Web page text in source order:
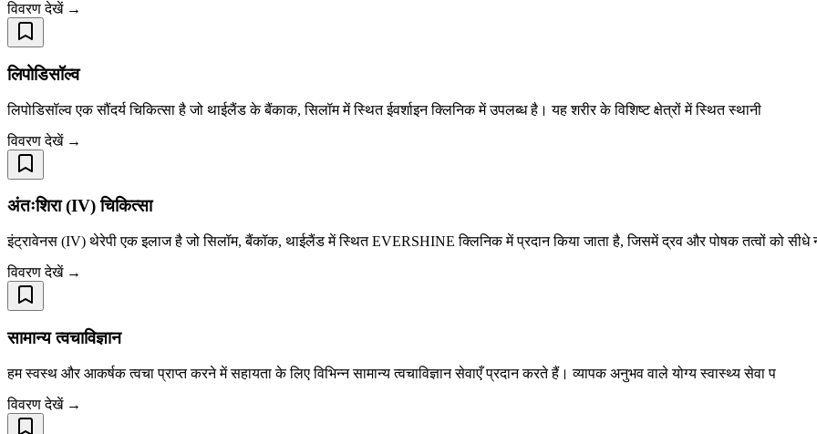
विवरण देखें →
लिपोडिसॉल्व
लिपोडिसॉल्व एक सौंदर्य चिकित्सा है जो थाईलैंड के बैंकाक, सिलॉम में स्थित ईवर्शाइन क्लिनिक में उपलब्ध है। यह शरीर के विशिष्ट क्षेत्रों में स्थित स्थानी
विवरण देखें →
अंतःशिरा (IV) चिकित्सा
इंट्रावेनस (IV) थेरेपी एक इलाज है जो सिलॉम, बैंकॉक, थाईलैंड में स्थित EVERSHINE क्लिनिक में प्रदान किया जाता है, जिसमें द्रव और पोषक तत्वों को सीधे
विवरण देखें →
सामान्य त्वचाविज्ञान
हम स्वस्थ और आकर्षक त्वचा प्राप्त करने में सहायता के लिए विभिन्न सामान्य त्वचाविज्ञान सेवाएँ प्रदान करते हैं। व्यापक अनुभव वाले योग्य स्वास्थ्य सेवा प
विवरण देखें →